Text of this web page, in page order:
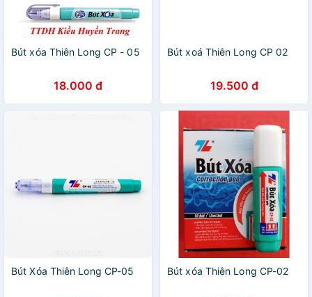
Bút xóa Thiên Long CP - 05
18.000 đ
Bút xoá Thiên Long CP 02
19.500 đ
Bút Xóa Thiên Long CP-05 Bút xóa Thiên Long CP-02